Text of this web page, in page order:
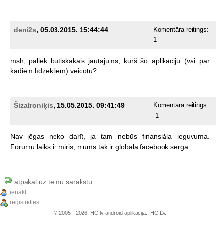
deni2s, 05.03.2015. 15:44:44
Komentāra reitings:
1
msh, paliek būtiskākais jautājums, kurš šo aplikāciju (vai par
kādiem līdzekļiem) veidotu?
Šizatroniķis, 15.05.2015. 09:41:49
Komentāra reitings:
-1
Nav jēgas neko darīt, ja tam nebūs finansiāla
ieguvuma.
Forumu laiks ir miris, mums tak ir globālā facebook sērga.
atpakaļ uz tēmu sarakstu
ienākt
reģistrēties
© 2005 - 2026, HC.lv android aplikācija., HC.LV.